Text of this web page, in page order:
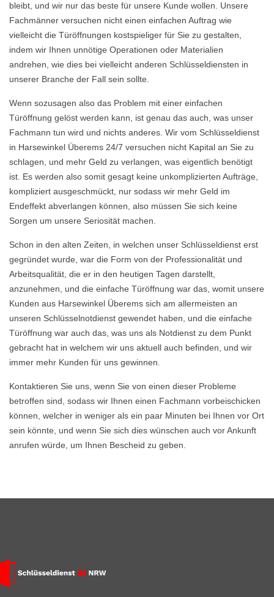
bleibt, und wir nur das beste für unsere Kunde wollen. Unsere
Fachmänner versuchen nicht einen einfachen Auftrag wie
vielleicht die Türöffnungen kostspieliger für Sie zu gestalten,
indem wir Ihnen unnötige Operationen oder Materialien
andrehen, wie dies bei vielleicht anderen Schlüsseldiensten in
unserer Branche der Fall sein sollte.
Wenn sozusagen also das Problem mit einer einfachen
Türöffnung gelöst werden kann, ist genau das auch, was unser
Fachmann tun wird und nichts anderes. Wir vom Schlüsseldienst
in Harsewinkel Überems 24/7 versuchen nicht Kapital an Sie zu
schlagen, und mehr Geld zu verlangen, was eigentlich benötigt
ist. Es werden also somit gesagt keine unkomplizierten Aufträge,
kompliziert ausgeschmückt, nur sodass wir mehr Geld im
Endeffekt abverlangen können, also müssen Sie sich keine
Sorgen um unsere Seriosität machen.
Schon in den alten Zeiten, in welchen unser Schlüsseldienst erst
gegründet wurde, war die Form von der Professionalität und
Arbeitsqualität, die er in den heutigen Tagen darstellt,
anzunehmen, und die einfache Türöffnung war das, womit unsere
Kunden aus Harsewinkel Überems sich am allermeisten an
unseren Schlüsselnotdienst gewendet haben, und die einfache
Türöffnung war auch das, was uns als Notdienst zu dem Punkt
gebracht hat in welchem wir uns aktuell auch befinden, und wir
immer mehr Kunden für uns gewinnen.
Kontaktieren Sie uns, wenn Sie von einen dieser Probleme
betroffen sind, sodass wir Ihnen einen Fachmann vorbeischicken
können, welcher in weniger als ein paar Minuten bei Ihnen vor Ort
sein könnte, und wenn Sie sich dies wünschen auch vor Ankunft
anrufen würde, um Ihnen Bescheid zu geben.